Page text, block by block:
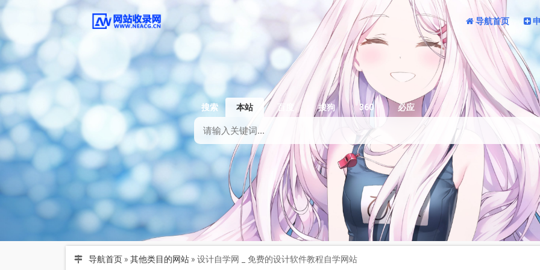
导航首页
搜索 本站 百度 搜狗 360 必应
导航首页» 其他类目的网站» 设计自学网 _ 免费的设计软件教程自学网站